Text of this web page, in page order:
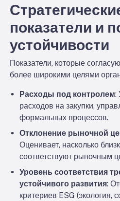
показатели и
устойчивости
Показатели, которые
более широкими целями
Расходы под контролем:
расходов на закупки,
формальных процессов.
Отклонение рыночной
Оценивает, насколько
соответствуют рыночным
Уровень соответствия
устойчивого развития:
критериев ESG (экология,